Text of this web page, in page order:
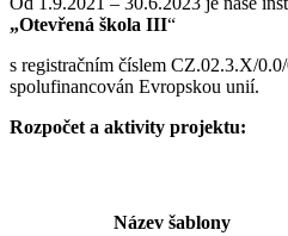
„Otevřená škola III“
s registračním číslem CZ.02.3.X/
spolufinancován Evropskou unií.
Rozpočet a aktivity projektu:
Název šablony